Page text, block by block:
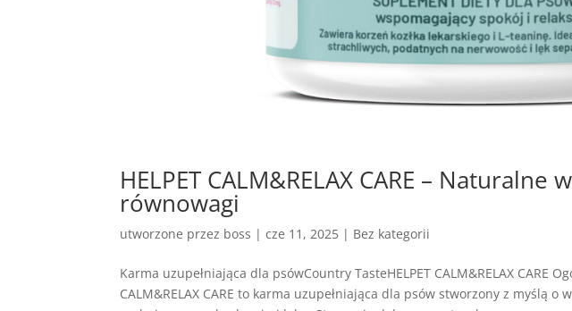
HELPET CALM&RELAX CARE –
równowagi
utworzone przez boss |cze 11, 2025 | Bez kategorii
Karma uzupełniająca dla psówCountry TasteHELPET CALM&RELAX CARE
CALM&RELAX CARE to karma uzupełniająca dla psów stworzony z myślą